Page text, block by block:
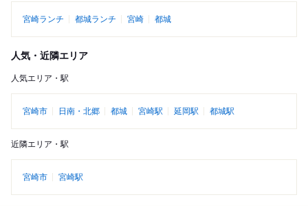
宮崎ランチ 都城ランチ 宮崎 都城
人気・近隣エリア
人気エリア・駅
宮崎市 日南・北郷 都城 宮崎駅 延岡駅 都城駅
近隣エリア・駅
宮崎市 宮崎駅